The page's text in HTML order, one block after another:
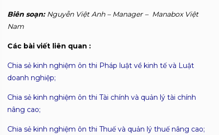
Biên soạn:Nguyễn Việt Anh – Manager – Manabox Việt
Nam
Các bài viết liên quan :
Chia sẻ kinh nghiệm ôn thi Pháp luật về kinh tế và Luật
doanh nghiệp;
Chia sẻ kinh nghiệm ôn thi Tài chính và quản lý tài chính
nâng cao;
Chia sẻ kinh nghiệm ôn thi Thuế và quản lý thuế nâng cao;